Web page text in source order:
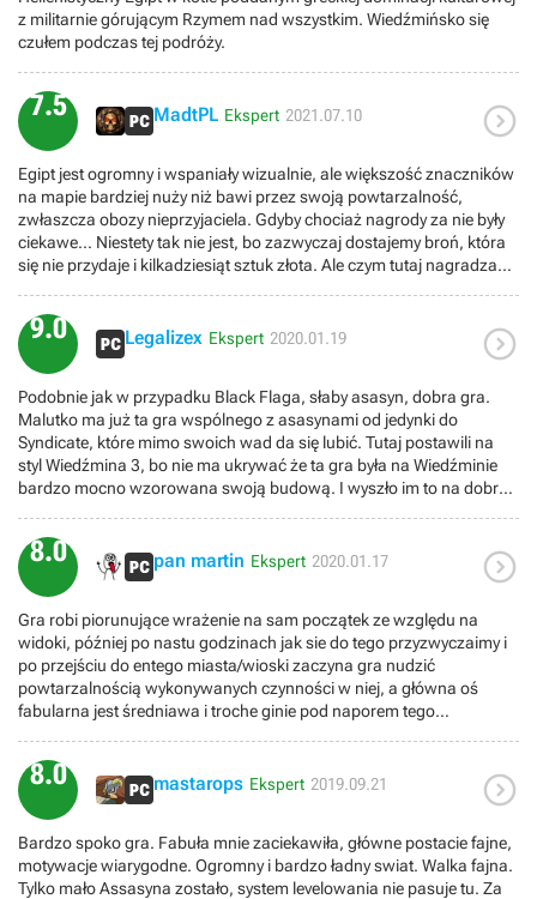
mnie gra bardzo dobra aż mam ochote zagrać już w Odyssey albo
Valhalle.Jedyne do czego mogę się doczepić to do zakończenia
podstawki jak i dodatków, nie zrobiły one na mnie dużego wrażenia
ale ogólnie fabuła i zadania poboczne były ciekawe. Bawiłem się
bardzo dobrze także polecam!
z militarnie górującym Rzymem nad wszystkim. Wiedźmińsko się
czułem podczas tej podróży.
7.5 MadtPL Ekspert 2021.07.10 
Egipt jest ogromny i wspaniały wizualnie, ale większość znaczników
na mapie bardziej nuży niż bawi przez swoją powtarzalność,
zwłaszcza obozy nieprzyjaciela. Gdyby chociaż nagrody za nie były
ciekawe... Niestety tak nie jest, bo zazwyczaj dostajemy broń, która
się nie przydaje i kilkadziesiąt sztuk złota. Ale czym tutaj nagradzać,
Wśród nich główny wątek fabularny i jego misje (poboczne są
niestety przeciętne) oraz dobry system walki ze świetnymi bossami
(fajne areny), a także sporo smaczków dla fanów serii.
9.0 Legalizex Ekspert 2020.01.19 
Podobnie jak w przypadku Black Flaga, słaby asasyn, dobra gra.
Malutko ma już ta gra wspólnego z asasynami od jedynki do
Syndicate, które mimo swoich wad da się lubić. Tutaj postawili na
styl Wiedźmina 3, bo nie ma ukrywać że ta gra była na Wiedźminie
bardzo mocno wzorowana swoją budową. I wyszło im to na dobre,
pięknego co każdy musi przeżyć. Fabuła główna mogłaby być trochę
dłuższa i zabrać nas w różne zakątki mapy, ale mimo to była
ciekawa i zawierala wiele historycznych wydarzeń. Grafika jest
śliczna, zasięg rysowania robi wrażenie, świat mimo że na pierwszy
rzut oka wydaje się jedną wielką pustynią jest bardzo różnorodny i
aż chce się go zwiedzać i zobaczyć co jest w kolejnym, nieodkrytym
jeszcze sektorze. Mimo że Odyssey ma trochę ciekawsze side questy
i główny wątek, to jednak Origins ma w sobie to coś, piękna gra. I
mimo że jestem na tyle dużym fanem serii Assassin's Creed że nie
pogardziłbym kolejnymi częściami w starym stylu, to muszę
przyznać że Origins i Odyssey to naprawdę świetne gry i śmiem
sądzić że nadchodzący Asasyn z 2020 roku (czyżby Ragnarok?) też
taki będzie
8.0 pan martin Ekspert 2020.01.17 
Gra robi piorunujące wrażenie na sam początek ze względu na
widoki, później po nastu godzinach jak sie do tego przyzwyczaimy i
po przejściu do entego miasta/wioski zaczyna gra nudzić
powtarzalnością wykonywanych czynności w niej, a główna oś
fabularna jest średniawa i troche ginie pod naporem tego
8.0 mastarops Ekspert 2019.09.21 
Bardzo spoko gra. Fabuła mnie zaciekawiła, główne postacie fajne,
motywacje wiarygodne. Ogromny i bardzo ładny swiat. Walka fajna.
Tylko mało Assasyna zostało, system levelowania nie pasuje tu. Za